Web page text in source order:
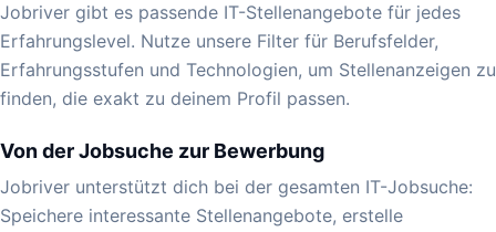
Jobriver gibt es passende IT-Stellenangebote für jedes
Erfahrungslevel. Nutze unsere Filter für Berufsfelder,
Erfahrungsstufen und Technologien, um Stellenanzeigen zu
finden, die exakt zu deinem Profil passen.
Von der Jobsuche zur Bewerbung
Jobriver unterstützt dich bei der gesamten IT-Jobsuche:
Speichere interessante Stellenangebote, erstelle